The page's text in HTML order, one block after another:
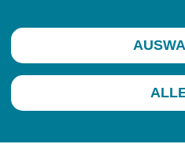
© 2008-2026 tapp
Telefon: